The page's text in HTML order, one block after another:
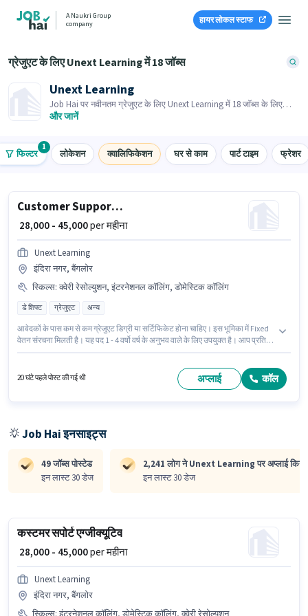
A Naukri Group
company
हायर लोकल स्टाफ
ग्रेजुएट के लिए Unext Learning में 18 जॉब्स
Unext Learning
Job Hai पर नवीनतम ग्रेजुएट के लिए Unext Learning में 18 जॉब्स के लिए
आवेदन करें! भर्तीकर्ता के पास आपके क्षेत्र में तत्काल रिक्तियां हैं।
और जानें
फिल्टर
1
लोकेशन क्वालिफिकेशन घर से काम पार्ट टाइम फ्रेशर
Customer Support Manager
₹ 28,000 - 45,000per महीना
Unext Learning
इंदिरा नगर, बैंगलोर
स्किल्स: क्वेरी रेसोल्युशन, इंटरनेशनल कॉलिंग, डोमेस्टिक कॉलिंग
डे शिफ्ट ग्रेजुएट अन्य
आवेदकों के पास कम से कम ग्रेजुएट डिग्री या सर्टिफिकेट होना चाहिए। इस भूमिका में Fixed
वेतन संरचना मिलती है। यह पद 1 - 4 वर्षो वर्ष के अनुभव वाले के लिए उपयुक्त है। आप प्रति
Customer Support Manager पद के लिए सक्रिय रूप से हायर कर रहा है। इस भूमिका के
लिए उम्मीदवार के पास डोमेस्टिक कॉलिंग, इंटरनेशनल कॉलिंग, क्वेरी रेसोल्युशन होना
20 घंटे पहले पोस्ट की गई थी अप्लाई कॉल
Job Hai इनसाइट्स
49 जॉब्स पोस्टेड
इन लास्ट 30 डेज
2,241 लोग ने Unext Learning पर अप्लाई किया
इन लास्ट 30 डेज
कस्टमर सपोर्ट एग्जीक्यूटिव
₹ 28,000 - 45,000per महीना
Unext Learning
इंदिरा नगर, बैंगलोर